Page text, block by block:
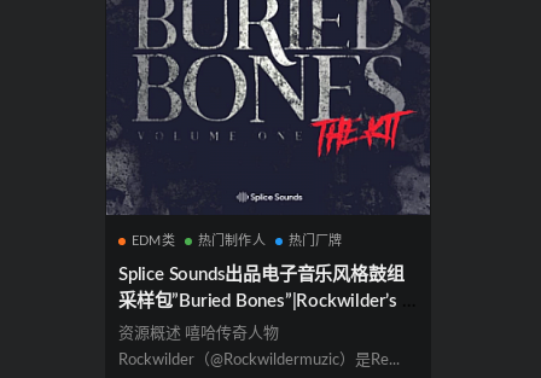
EDM类 热门制作人 热门厂牌
Splice Sounds出品电子音乐风格鼓组
采样包”Buried Bones”|Rockwilder’s B
uried Bones Vol 1 – The Kit
资源概述 嘻哈传奇人物
Rockwilder（@Rockwildermuzic）是Re...